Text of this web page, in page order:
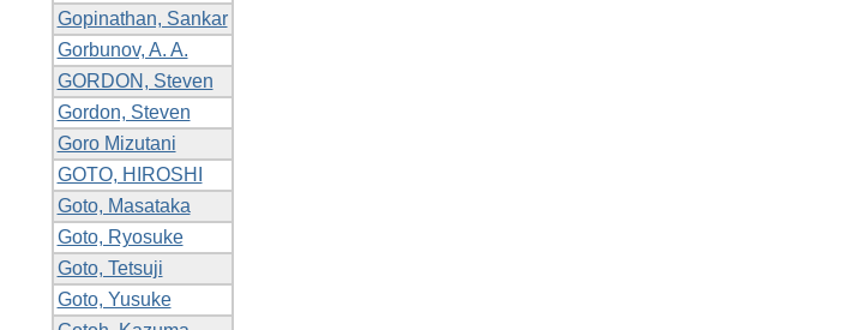
Gopinathan, Sankar
Gorbunov, A. A.
GORDON, Steven
Gordon, Steven
Goro Mizutani
GOTO, HIROSHI
Goto, Masataka
Goto, Ryosuke
Goto, Tetsuji
Goto, Yusuke